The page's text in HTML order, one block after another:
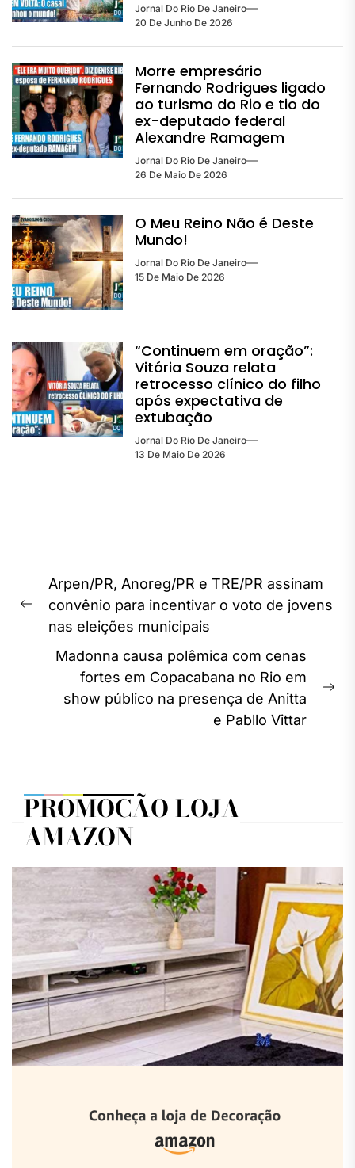
Jornal Do Rio De Janeiro
20 De Junho De 2026
Morre empresário
Fernando Rodrigues ligado
ao turismo do Rio e tio do
ex-deputado federal
Alexandre Ramagem
Jornal Do Rio De Janeiro
26 De Maio De 2026
O Meu Reino Não é Deste
Mundo!
Jornal Do Rio De Janeiro
15 De Maio De 2026
“Continuem em oração”:
Vitória Souza relata
retrocesso clínico do filho
após expectativa de
extubação
Jornal Do Rio De Janeiro
13 De Maio De 2026
Navegação
de
Post
Previous
post:
Arpen/PR, Anoreg/PR e TRE/PR assinam
convênio para incentivar o voto de jovens
nas eleições municipais
Madonna causa polêmica com cenas
fortes em Copacabana no Rio em
show público na presença de Anitta
e Pabllo Vittar
PROMOÇÃO LOJA
AMAZON